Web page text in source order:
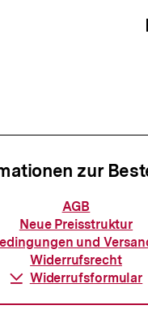
zur
zur
Bestellung
AGB
Neue Preisstruktur
und
Widerrufsrecht
Download-
Widerrufsformular